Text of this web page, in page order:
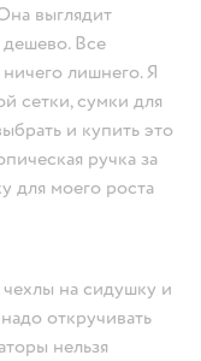
выглядит
дешево. Все
лишнего. Я
сетки, сумки для
и купить это
ручка за
для моего роста
на сидушку и
откручивать
нельзя